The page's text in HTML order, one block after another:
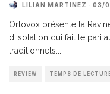
LILIAN MARTINEZ · 03/
Ortovox présente la
d’isolation qui fait le pari
traditionnels...
REVIEW TEMPS DE